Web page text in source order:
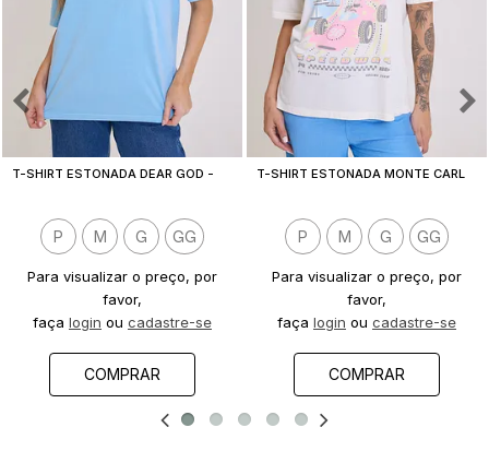
P M G GG
Para visualizar o preço, por
favor,
faça login ou cadastre-se
COMPRAR
P M G GG
Para visualizar o preço, por
favor,
faça login ou cadastre-se
COMPRAR